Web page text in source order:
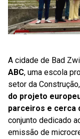
A cidade de Bad
ABC, uma escola
setor da
do projeto
parceiros e cerca
conjunto dedicado
emissão de